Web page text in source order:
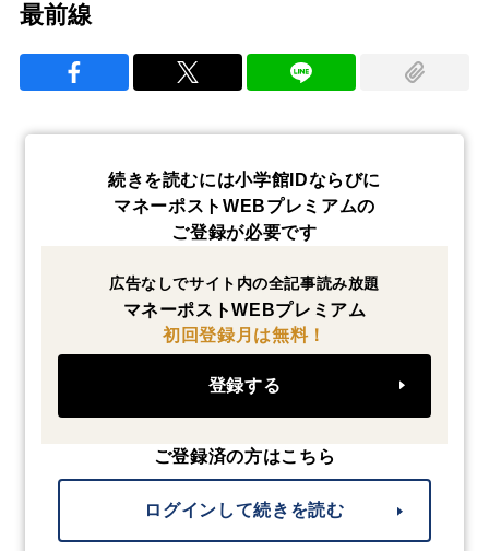
最前線
続きを読むには小学館IDならびに
マネーポストWEBプレミアムの
ご登録が必要です
広告なしでサイト内の全記事読み放題
マネーポストWEBプレミアム
初回登録月は無料！
登録する
ご登録済の方はこちら
ログインして続きを読む